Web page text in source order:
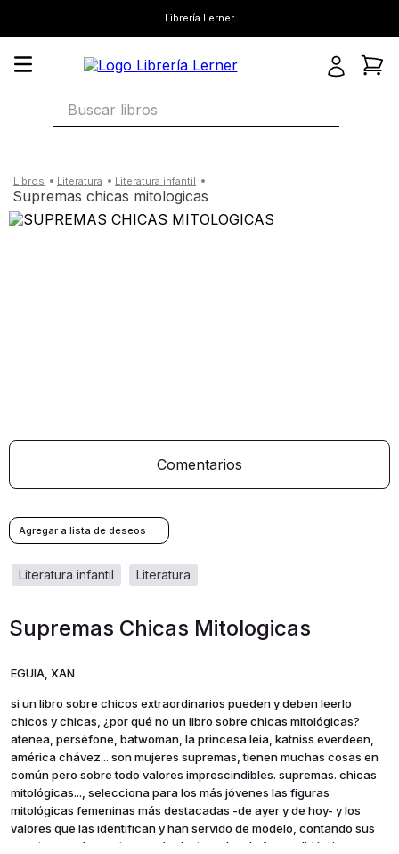
Librería Lerner
Buscar libros
literatura literatura infantil
supremas chicas mitologicas
Comentarios
literatura
literatura infantil
Supremas Chicas Mitologicas
EGUIA, XAN
si un libro sobre chicos extraordinarios pueden y deben leerlo
chicos y chicas, ¿por qué no un libro sobre chicas mitológicas?
atenea, perséfone, batwoman, la princesa leia, katniss everdeen,
américa chávez... son mujeres supremas, tienen muchas cosas en
común pero sobre todo valores imprescindibles. supremas. chicas
mitológicas..., selecciona para los más jóvenes las figuras
mitológicas femeninas más destacadas -de ayer y de hoy- y los
valores que las identifican y han servido de modelo, contando sus
aventuras y desventuras más destacadas de forma didáctica y